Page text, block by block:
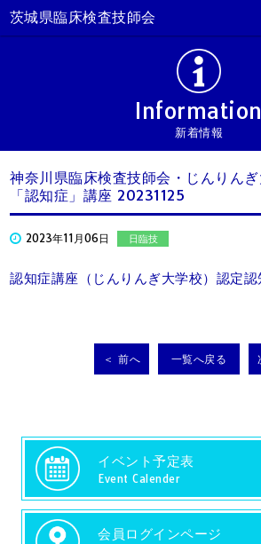
茨城県臨床検査技師会
Information
新着情報
神奈川県臨床検査技師会・じんりん
「認知症」講座 20231125
2023年11月06日 日臨技
認知症講座（じんりんぎ大学校）認定
＜ 前へ 一覧へ戻る
イベント予定表
Event Calender
会員ログインページ